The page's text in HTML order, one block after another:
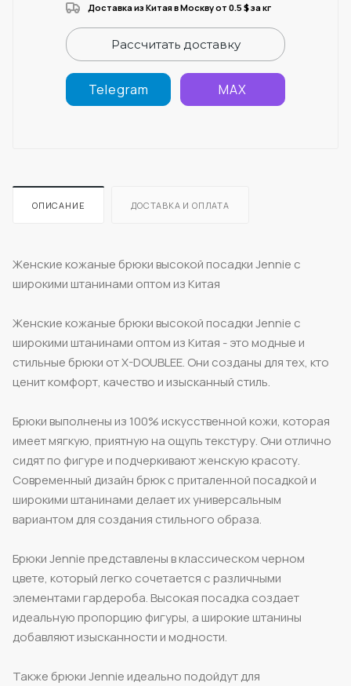
Доставка из Китая в Москву от 0.5 $за кг
Рассчитать доставку
Telegram MAX
ОПИСАНИЕ ДОСТАВКА И ОПЛАТА
Женские кожаные брюки высокой посадки Jennie с
широкими штанинами оптом из Китая
Женские кожаные брюки высокой посадки Jennie с
широкими штанинами оптом из Китая - это модные и
стильные брюки от X-DOUBLEE. Они созданы для тех, кто
ценит комфорт, качество и изысканный стиль.
Брюки выполнены из 100% искусственной кожи, которая
имеет мягкую, приятную на ощупь текстуру. Они отлично
сидят по фигуре и подчеркивают женскую красоту.
Современный дизайн брюк с приталенной посадкой и
широкими штанинами делает их универсальным
вариантом для создания стильного образа.
Брюки Jennie представлены в классическом черном
цвете, который легко сочетается с различными
элементами гардероба. Высокая посадка создает
идеальную пропорцию фигуры, а широкие штанины
добавляют изысканности и модности.
Также брюки Jennie идеально подойдут для